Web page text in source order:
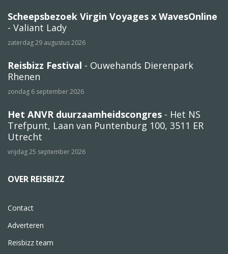
Scheepsbezoek Virgin Voyages x WavesOnline
- Valiant Lady
zaterdag 29 augustus 2026
Reisbizz Festival - Ouwehands Dierenpark
Rhenen
zondag 6 september 2026
Het ANVR duurzaamheidscongres - Het NS
Trefpunt, Laan van Puntenburg 100, 3511 ER
Utrecht
vrijdag 25 september 2026
OVER REISBIZZ
Contact
Adverteren
Reisbizz team